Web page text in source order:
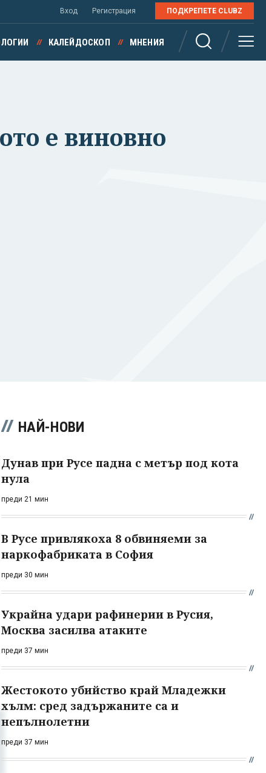
Вход Регистрация ПОДКРЕПЕТЕ CLUBZ
КАЛЕЙДОСКОП МНЕНИЯ
е виновно
НАЙ-НОВИ
Дунав при Русе падна с метър под кота
нула
преди 21 мин
В Русе привлякоха 8 обвиняеми за
наркофабриката в София
преди 30 мин
Украйна удари рафинерии в Русия,
Москва засилва атаките
преди 37 мин
Жестокото убийство край Младежки
хълм: сред задържаните са и
непълнолетни
преди 37 мин